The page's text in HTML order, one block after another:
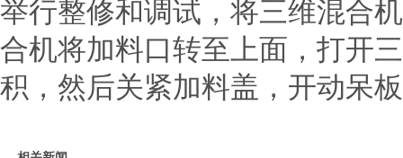
举行整修和调试，将三维混合
合机将加料口转至上面，打开
积，然后关紧加料盖，开动呆